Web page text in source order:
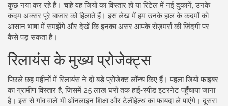
कुछ नया कर रहे हैं। चाहे वह जियो का विस्तार हो या रिटेल में नई दुकानें, उनके
कदम अक्सर पूरे बाजार को हिलाते हैं। इस लेख में हम उनके हाल के कदमों को
आसान भाषा में समझेंगे और देखें कि इनका असर आपके रोज़मर्रा की जिंदगी पर
कैसे पड़ सकता है।
रिलायंस के मुख्य प्रोजेक्ट्स
पिछले छह महीनों में रिलायंस ने दो बड़े प्रोजेक्ट लॉन्च किए हैं। पहला जियो फाइबर
का ग्रामीण विस्तार है, जिसमें 25 लाख घरों तक हाई‑स्पीड इंटरनेट पहुँचाया जाना
है। इस से गांव वाले भी ऑनलाइन शिक्षा और टेलीहेल्थ का फायदा ले पाएंगे। दूसरा